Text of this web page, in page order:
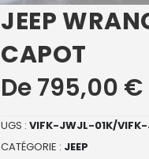
JEEP
CAPOT
De795,00 €
UGS : VIFK-JWJL-01K/
CATÉGORIE : JEEP